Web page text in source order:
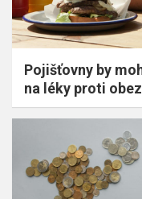
Pojišťovny by
na léky proti